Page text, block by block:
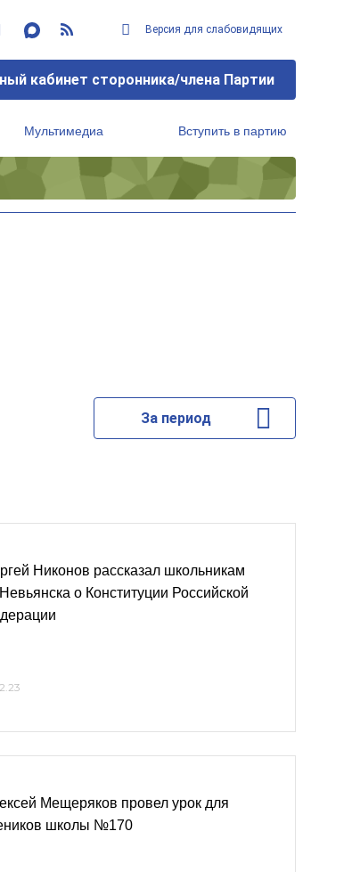
Версия для слабовидящих
кабинет сторонника/члена Партии
Мультимедиа Вступить в партию
За период
Никонов рассказал школьникам
о Конституции Российской
Мещеряков провел урок для
школы №170